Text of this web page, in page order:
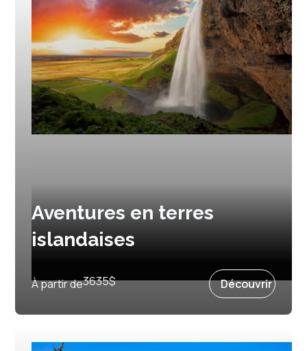
Aventures en terres
islandaises
5 juin 2026
À partir de3635$ Découvrir